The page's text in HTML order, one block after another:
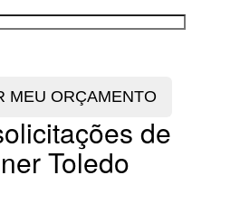
de
Toledo